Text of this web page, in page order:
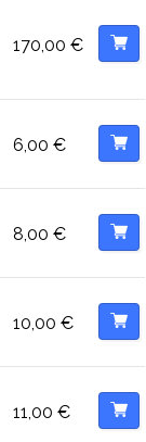
170,00 €
6,00 €
8,00 €
10,00 €
11,00 €